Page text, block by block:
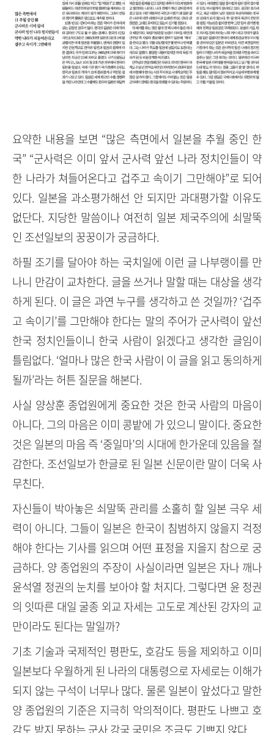
요약한 내용을 보면 “많은 측면에서 일본을 추월 중인 한
국” “군사력은 이미 앞서 군사력 앞선 나라 정치인들이 약
한 나라가 쳐들어온다고 겁주고 속이기 그만해야”로 되어
있다. 일본을 과소평가해선 안 되지만 과대평가할 이유도
없단다. 지당한 말씀이나 여전히 일본 제국주의에 쇠말뚝
인 조선일보의 꿍꿍이가 궁금하다.
하필 조기를 달아야 하는 국치일에 이런 글 나부랭이를 만
나니 만감이 교차한다. 글을 쓰거나 말할 때는 대상을 생각
하게 된다. 이 글은 과연 누구를 생각하고 쓴 것일까? ‘겁주
고 속이기’를 그만해야 한다는 말의 주어가 군사력이 앞선
한국 정치인들이니 한국 사람이 읽겠다고 생각한 글임이
틀림없다. ‘얼마나 많은 한국 사람이 이 글을 읽고 동의하게
될까’라는 허튼 질문을 해본다.
사실 양상훈 종업원에게 중요한 것은 한국 사람의 마음이
아니다. 그의 마음은 이미 콩밭에 가 있으니 말이다. 중요한
것은 일본의 마음 즉 ‘중일마’의 시대에 한가운데 있음을 절
감한다. 조선일보가 한글로 된 일본 신문이란 말이 더욱 사
무친다.
자신들이 박아놓은 쇠말뚝 관리를 소홀히 할 일본 극우 세
력이 아니다. 그들이 일본은 한국이 침범하지 않을지 걱정
해야 한다는 기사를 읽으며 어떤 표정을 지을지 참으로 궁
금하다. 양 종업원의 주장이 사실이라면 일본은 자나 깨나
윤석열 정권의 눈치를 보아야 할 처지다. 그렇다면 윤 정권
의 잇따른 대일 굴종 외교 자세는 고도로 계산된 강자의 교
만이라도 된다는 말일까?
기초 기술과 국제적인 평판도, 호감도 등을 제외하고 이미
일본보다 우월하게 된 나라의 대통령으로 자세로는 이해가
되지 않는 구석이 너무나 많다. 물론 일본이 앞섰다고 말한
양 종업원의 기준은 지극히 악의적이다. 평판도 나쁘고 호
감도 받지 못하는 군사 강국 국민은 조금도 기쁘지 않다.